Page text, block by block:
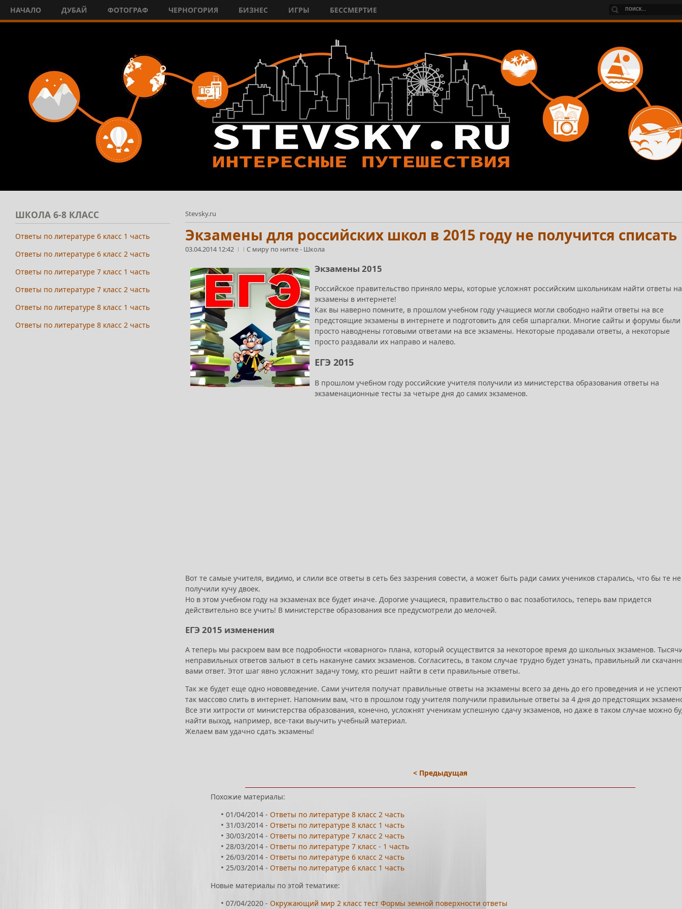
НАЧАЛО ДУБАЙ ФОТОГРАФ ЧЕРНОГОРИЯ БИЗНЕС ИГРЫ БЕССМЕРТИЕ
Stevsky.ru
Экзамены для российских школ в 2015 году не получится списать
03.04.2014 12:42 С миру по нитке- Школа
Экзамены 2015
Российское правительство приняло меры, которые усложнят российским школьникам найти ответы на
экзамены в интернете!
Как вы наверно помните, в прошлом учебном году учащиеся могли свободно найти ответы на все
предстоящие экзамены в интернете и подготовить для себя шпаргалки. Многие сайты и форумы были
просто наводнены готовыми ответами на все экзамены. Некоторые продавали ответы, а некоторые
просто раздавали их направо и налево.
ЕГЭ 2015
В прошлом учебном году российские учителя получили из министерства образования ответы на
экзаменационные тесты за четыре дня до самих экзаменов.
Вот те самые учителя, видимо, и слили все ответы в сеть без зазрения совести, а может быть ради самих учеников старались, что бы те не
получили кучу двоек.
Но в этом учебном году на экзаменах все будет иначе. Дорогие учащиеся, правительство о вас позаботилось, теперь вам придется
действительно все учить! В министерстве образования все предусмотрели до мелочей.
ЕГЭ 2015 изменения
А теперь мы раскроем вам все подробности «коварного» плана, который осуществится за некоторое время до школьных экзаменов.
неправильных ответов зальют в сеть накануне самих экзаменов. Согласитесь, в таком случае трудно будет узнать, правильный ли
вами ответ. Этот шаг явно усложнит задачу тому, кто решит найти в сети правильные ответы.
Так же будет еще одно нововведение. Сами учителя получат правильные ответы на экзамены всего за день до его проведения и не
так массово слить в интернет. Напомним вам, что в прошлом году учителя получили правильные ответы за 4 дня до предстоящих
Все эти хитрости от министерства образования, конечно, усложнят ученикам успешную сдачу экзаменов, но даже в таком случае можно
найти выход, например, все-таки выучить учебный материал.
Желаем вам удачно сдать экзамены!
< Предыдущая
Похожие материалы:
01/04/2014 - Ответы по литературе 8 класс 2 часть
31/03/2014 - Ответы по литературе 8 класс 1 часть
30/03/2014 - Ответы по литературе 7 класс 2 часть
28/03/2014 - Ответы по литературе 7 класс - 1 часть
26/03/2014 - Ответы по литературе 6 класс 2 часть
25/03/2014 - Ответы по литературе 6 класс 1 часть
Новые материалы по этой тематике:
07/04/2020 - Окружающий мир 2 класс тест Формы земной поверхности ответы
ШКОЛА 6-8 КЛАСС
Ответы по литературе 6 класс 1 часть
Ответы по литературе 6 класс 2 часть
Ответы по литературе 7 класс 1 часть
Ответы по литературе 7 класс 2 часть
Ответы по литературе 8 класс 1 часть
Ответы по литературе 8 класс 2 часть